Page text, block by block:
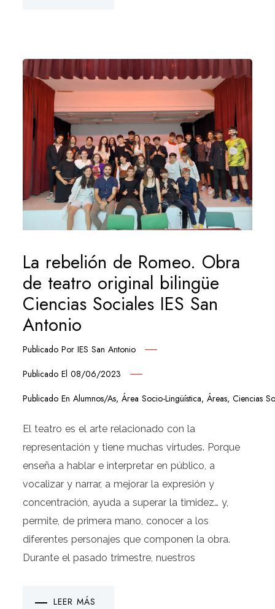
La rebelión de Romeo. Obra
de teatro original bilingüe
Ciencias Sociales IES San
Antonio
Publicado PorIES San Antonio
Publicado El08/06/2023
Publicado EnAlumnos/as,Área Socio-Lingüística,Áreas,Ciencias
El teatro es el arte relacionado con la
representación y tiene muchas virtudes. Porque
enseña a hablar e interpretar en público, a
vocalizar y narrar, a mejorar la expresión y
concentración, ayuda a superar la timidez… y,
permite, de primera mano, conocer a los
diferentes personajes que componen la obra.
Durante el pasado trimestre, nuestros
LEER MÁS